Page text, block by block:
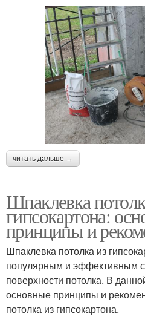
читать дальше →
Шпаклевка
гипсокартона:
принципы и
Шпаклевка потолка из
популярным и эффективным
поверхности потолка. В
основные принципы и
потолка из гипсокартона.